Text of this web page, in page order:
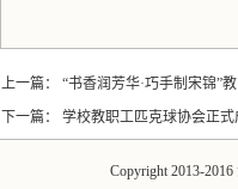
上一篇：
“书香润芳华·巧手制宋锦”
下一篇：
学校教职工匹克球协会正式
Copyright 2013-